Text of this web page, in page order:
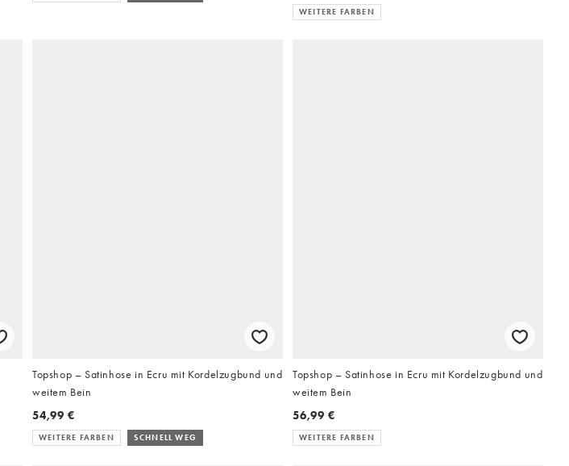
WEITERE FARBEN
Topshop – Satinhose in Ecru mit Kordelzugbund und
weitem Bein
54,99 €
WEITERE FARBEN SCHNELL WEG
Topshop – Satinhose in Ecru mit Kordelzugbund und
weitem Bein
56,99 €
WEITERE FARBEN